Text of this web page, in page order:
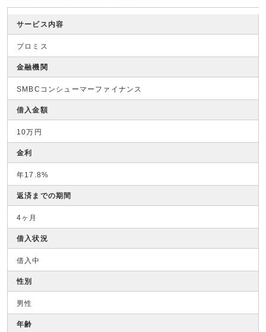
サービス内容
プロミス
金融機関
SMBCコンシューマーファイナンス
借入金額
10万円
金利
年17.8%
返済までの期間
4ヶ月
借入状況
借入中
性別
男性
年齢